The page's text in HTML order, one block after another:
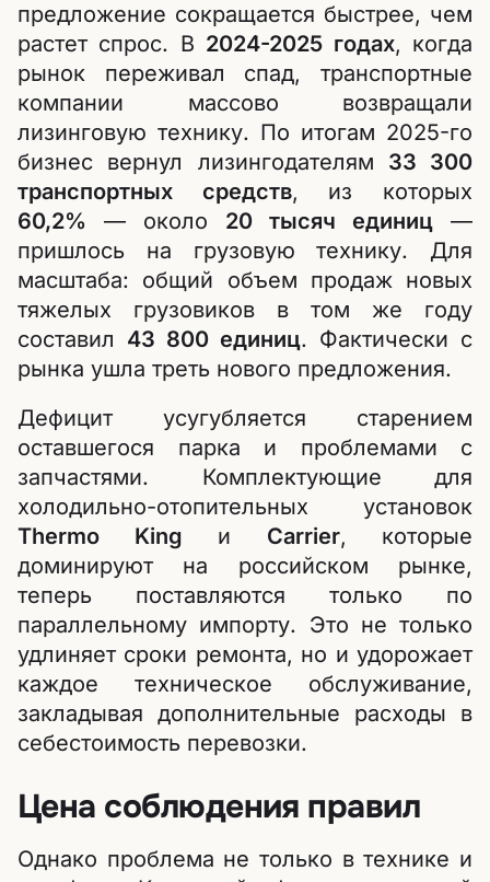
предложение сокращается быстрее, чем
растет спрос. В 2024-2025 годах, когда
рынок переживал спад, транспортные
компании массово возвращали
лизинговую технику. По итогам 2025-го
бизнес вернул лизингодателям 33 300
транспортных средств, из которых
60,2% — около 20 тысяч единиц —
пришлось на грузовую технику. Для
масштаба: общий объем продаж новых
тяжелых грузовиков в том же году
составил 43 800 единиц. Фактически с
рынка ушла треть нового предложения.
Дефицит усугубляется старением
оставшегося парка и проблемами с
запчастями. Комплектующие для
холодильно-отопительных установок
Thermo King и Carrier, которые
доминируют на российском рынке,
теперь поставляются только по
параллельному импорту. Это не только
удлиняет сроки ремонта, но и удорожает
каждое техническое обслуживание,
закладывая дополнительные расходы в
себестоимость перевозки.
Цена соблюдения правил
Однако проблема не только в технике и